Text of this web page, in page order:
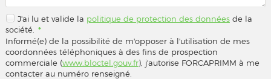
J'ai lu et valide la politique de protection des donnéesde la
société.
*
Informé(e) de la possibilité de m'opposer à l'utilisation de mes
coordonnées téléphoniques à des fins de prospection
commerciale (www.bloctel.gouv.fr), j'autorise FORCAPRIMM à me
contacter au numéro renseigné.